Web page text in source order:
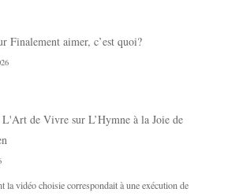
Finalement aimer, c’est quoi?
L'Art de Vivresur L’Hymne à la Joie de
la vidéo choisie correspondait à une exécution de